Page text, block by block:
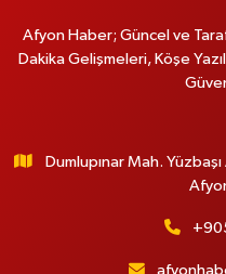
Afyon Haber; Güncel ve
Dakika Gelişmeleri, Köşe
Dumlupınar Mah.